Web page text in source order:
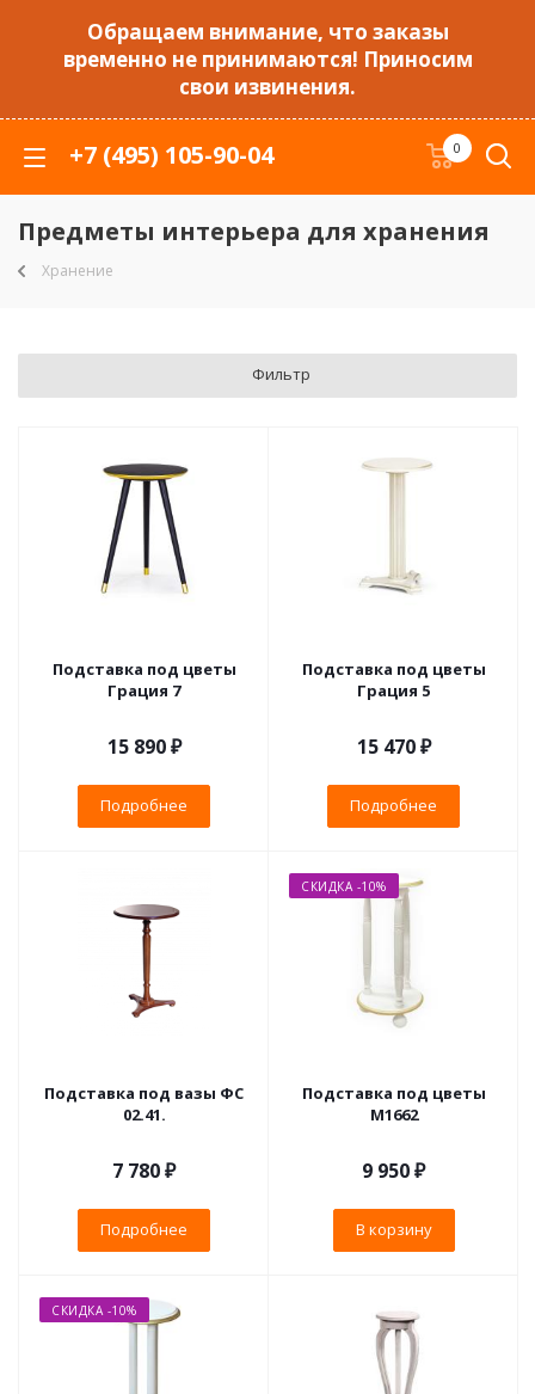
Обращаем внимание, что заказы
временно не принимаются! Приносим
свои извинения.
+7 (495) 105-90-04 0
Предметы интерьера для хранения
Хранение
Фильтр
Подставка под цветы
Грация 7
15 890 ₽
Подробнее
Подставка под цветы
Грация 5
15 470 ₽
Подробнее
Подставка под вазы ФС
02.41.
7 780 ₽
Подробнее
СКИДКА -10%
Подставка под цветы
M1662
9 950₽
В корзину
СКИДКА -10%